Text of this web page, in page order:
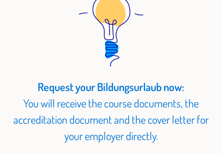
Request your Bildungsurlaub now:
You will receive the course documents, the
accreditation document and the cover letter for
your employer directly.